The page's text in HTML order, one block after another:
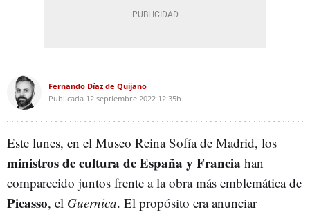
Fernando Díaz de Quijano
Publicada 12 septiembre 2022 12:35h
Este lunes, en el Museo Reina Sofía de Madrid, los
ministros de cultura de España y Francia han
comparecido juntos frente a la obra más emblemática de
Picasso, el Guernica. El propósito era anunciar